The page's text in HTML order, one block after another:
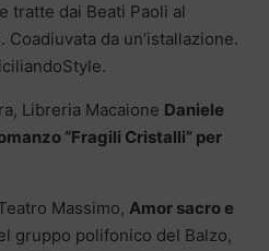
tratte dai Beati Paoli al
da un’istallazione.
Libreria Macaione Daniele
“Fragili Cristalli” per
Massimo, Amor sacro e
gruppo polifonico del Balzo,